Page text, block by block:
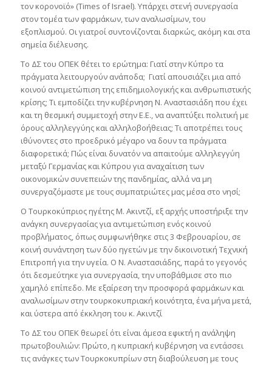
τον κορονοϊό» (Times of Israel). Υπάρχει στενή συνεργασία
στον τομέα των φαρμάκων, των αναλωσίμων, του
εξοπλισμού. Οι γιατροί συντονίζονται διαρκώς, ακόμη και στα
σημεία διέλευσης.
Το ΔΣ του ΟΠΕΚ θέτει το ερώτημα: Γιατί στην Κύπρο τα
πράγματα λειτουργούν ανάποδα; Γιατί απουσιάζει μια από
κοινού αντιμετώπιση της επιδημιολογικής και ανθρωπιστικής
κρίσης; Τι εμποδίζει την κυβέρνηση Ν. Αναστασιάδη που έχει
και τη θεσμική συμμετοχή στην Ε.Ε., να αναπτύξει πολιτική με
όρους αλληλεγγύης και αλληλοβοήθειας; Τι αποτρέπει τους
ιθύνοντες στο προεδρικό μέγαρο να δουν τα πράγματα
διαφορετικά; Πώς είναι δυνατόν να απαιτούμε αλληλεγγύη
μεταξύ Γερμανίας και Κύπρου για αναχαίτιση των
οικονομικών συνεπειών της πανδημίας, αλλά να μη
συνεργαζόμαστε με τους συμπατριώτες μας μέσα στο νησί;
Ο Τουρκοκύπριος ηγέτης Μ. Ακιντζί, εξ αρχής υποστήριξε την
ανάγκη συνεργασίας για αντιμετώπιση ενός κοινού
προβλήματος, όπως συμφωνήθηκε στις 3 Φεβρουαρίου, σε
κοινή συνάντηση των δύο ηγετών με την δικοινοτική Τεχνική
Επιτροπή για την υγεία. Ο Ν. Αναστασιάδης, παρά το γεγονός
ότι δεσμεύτηκε για συνεργασία, την υποβάθμισε στο πιο
χαμηλό επίπεδο. Με εξαίρεση την προσφορά φαρμάκων και
αναλωσίμων στην τουρκοκυπριακή κοινότητα, ένα μήνα μετά,
και ύστερα από έκκληση του κ. Ακιντζί
Το ΔΣ του ΟΠΕΚ θεωρεί ότι είναι άμεσα εφικτή η ανάληψη
πρωτοβουλιών: Πρώτο, η κυπριακή κυβέρνηση να εντάσσει
τις ανάγκες των Τουρκοκυπρίων στη διαβούλευση με τους